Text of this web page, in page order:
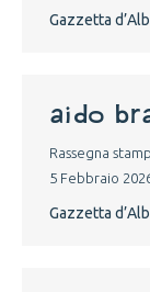
Gazzetta
aido
Rassegna
5 Febbraio
Gazzetta